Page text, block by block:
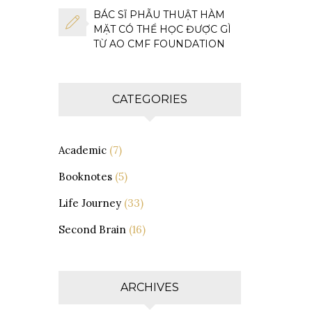
BÁC SĨ PHẪU THUẬT HÀM
MẶT CÓ THỂ HỌC ĐƯỢC GÌ
TỪ AO CMF FOUNDATION
CATEGORIES
Academic(7)
Booknotes(5)
Life Journey(33)
Second Brain(16)
ARCHIVES